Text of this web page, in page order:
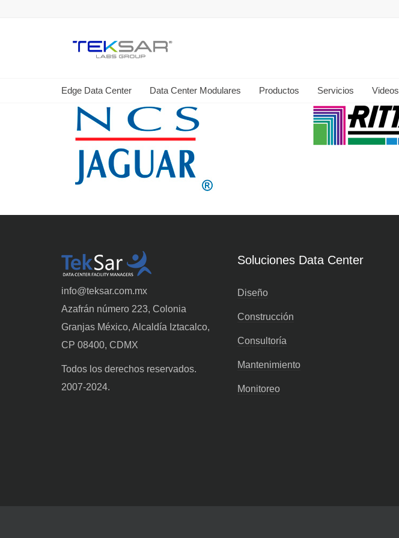
Edge Data Center Data Center Modulares Productos Servicios Videos
info@teksar.com.mx
Azafrán número 223, Colonia
Granjas México, Alcaldía Iztacalco,
CP 08400, CDMX
Todos los derechos reservados.
2007-2024.
Soluciones Data Center
Diseño
Construcción
Consultoría
Mantenimiento
Monitoreo